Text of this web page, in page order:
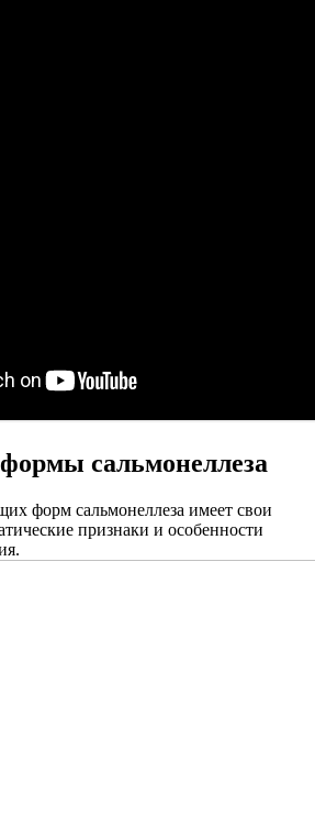
сальмонеллеза
форм сальмонеллеза имеет свои
признаки и особенности